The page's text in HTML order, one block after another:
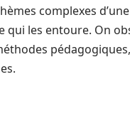
complexes
qui les entoure. On